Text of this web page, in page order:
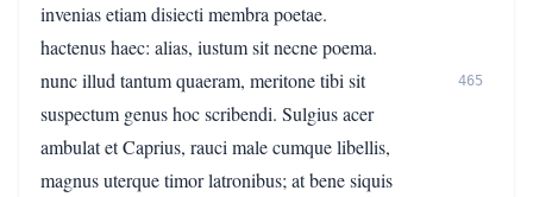
invenias etiam disiecti membra poetae.
hactenus haec: alias, iustum sit necne poema.
nunc illud tantum quaeram, meritone tibi sit
465
suspectum genus hoc scribendi. Sulgius acer
ambulat et Caprius, rauci male cumque libellis,
magnus uterque timor latronibus; at bene siquis